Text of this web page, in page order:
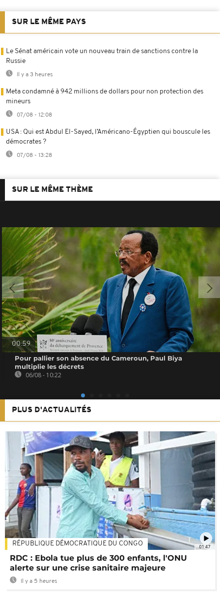
SUR LE MÊME PAYS
Le Sénat américain vote un nouveau train de sanctions contre la
Russie
Il y a 3 heures
Meta condamné à 942 millions de dollars pour non protection des
mineurs
07/08 - 12:08
USA : Qui est Abdul El-Sayed, l’Américano-Égyptien qui bouscule les
démocrates ?
07/08 - 13:28
SUR LE MÊME THÈME
00:59
Pour pallier son absence du Cameroun, Paul Biya
multiplie les décrets
06/08 - 10:22
PLUS D'ACTUALITÉS
01:47
RÉPUBLIQUE DÉMOCRATIQUE DU CONGO
RDC : Ebola tue plus de 300 enfants, l'ONU
alerte sur une crise sanitaire majeure
Il y a 5 heures